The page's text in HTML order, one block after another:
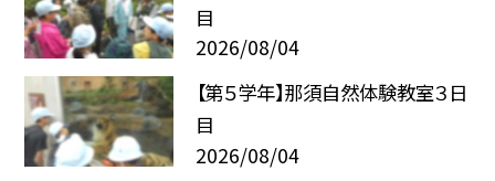
目
2026/08/04
【第５学年】那須自然体験教室３日
目
2026/08/04